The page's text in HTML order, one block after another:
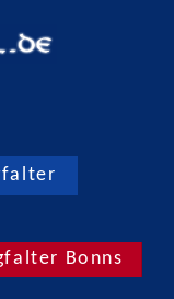
Bonns